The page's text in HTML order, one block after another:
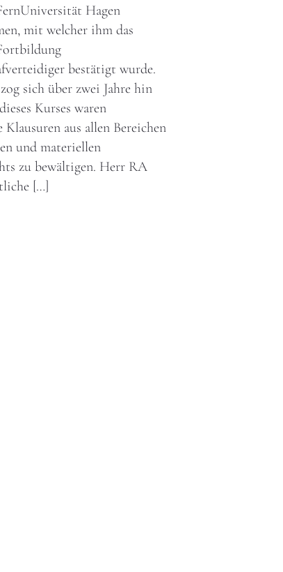
Hagen
mit welcher ihm das
bestätigt wurde.
sich über zwei Jahre hin
Kurses waren
Klausuren aus allen Bereichen
und materiellen
zu bewältigen. Herr RA
[…]